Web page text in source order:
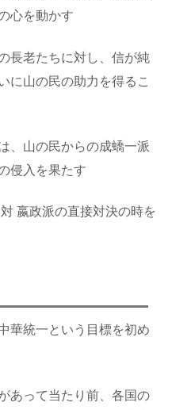
心を動かす
長老たちに対し、信が純
に山の民の助力を得るこ
、山の民からの成蟜一派
侵入を果たす
嬴政派の直接対決の時を
華統一という目標を初め
あって当たり前、各国の